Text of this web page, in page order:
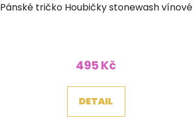
Pánské tričko Houbičky stonewash vínové
495 Kč
DETAIL